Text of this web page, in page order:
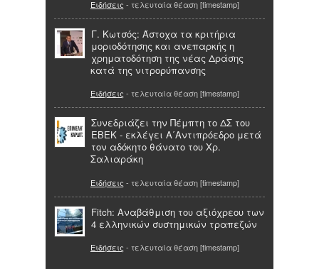
Ειδήσεις - τελευταία θέαση [timestamp]
Γ. Κωτσός: Άστοχα τα κριτήρια
μοριοδότησης και ανεπαρκής η
χρηματοδότηση της νέας Δράσης
κατά της νιτρορύπανσης
Ειδήσεις - τελευταία θέαση [timestamp]
Συνεδριάζει την Πέμπτη το ΔΣ του
ΕΒΕΚ - εκλέγει Α΄Αντιπρόεδρο μετά
τον αδόκητο θάνατο του Χρ.
Σαλιαράκη
Ειδήσεις - τελευταία θέαση [timestamp]
Fitch: Αναβάθμιση του αξιόχρεου των
4 ελληνικών συστημικών τραπεζών
Ειδήσεις - τελευταία θέαση [timestamp]